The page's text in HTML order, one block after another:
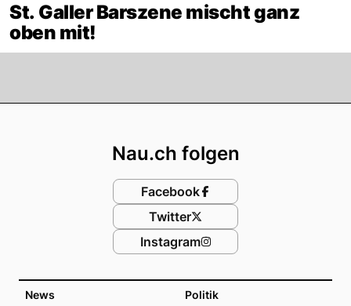
St. Galler Barszene mischt ganz
oben mit!
News Politik
Nau.ch folgen
Facebook
Twitter
Instagram